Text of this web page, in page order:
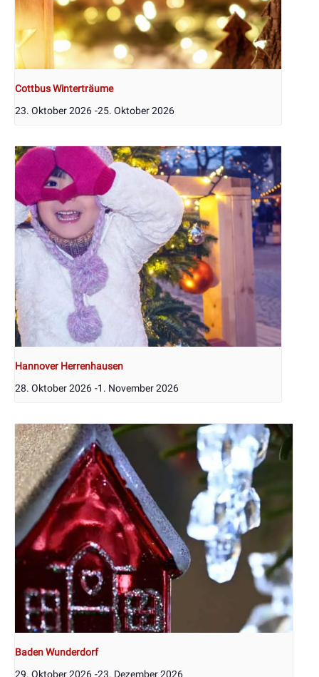
Cottbus Winterträume
23. Oktober 2026 -25. Oktober 2026
Hannover Herrenhausen
28. Oktober 2026 -1. November 2026
Baden Wunderdorf
29. Oktober 2026 -23. Dezember 2026